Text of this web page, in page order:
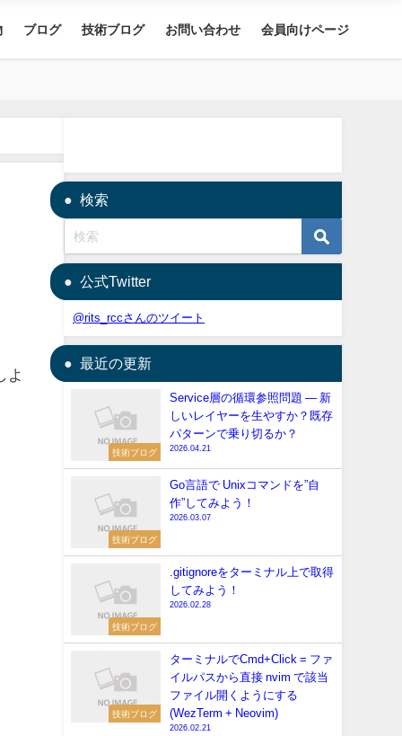
ブログ 技術ブログ お問い合わせ 会員向けページ
よ
検索
公式Twitter
@rits_rccさんのツイート
最近の更新
技術ブログ
Service層の循環参照問題 — 新
しいレイヤーを生やすか？既存
パターンで乗り切るか？
2026.04.21
技術ブログ
Go言語で Unixコマンドを”自
作”してみよう！
2026.03.07
技術ブログ
.gitignoreをターミナル上で取得
してみよう！
2026.02.28
技術ブログ
ターミナルでCmd+Click = ファ
イルパスから直接 nvim で該当
ファイル開くようにする
(WezTerm + Neovim)
2026.02.21